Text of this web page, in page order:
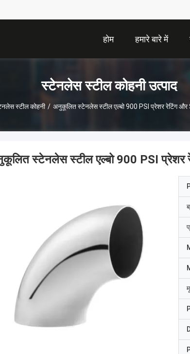
होम हमारे बारे में
स्टेनलेस स्टील कोहनी उत्पाद
स्टील कोहनी / अनुकूलित स्टेनलेस स्टील एल्बो 900 PSI प्रेशर रेटिंग और
स्टेनलेस स्टील एल्बो 900 PSI प्रेशर